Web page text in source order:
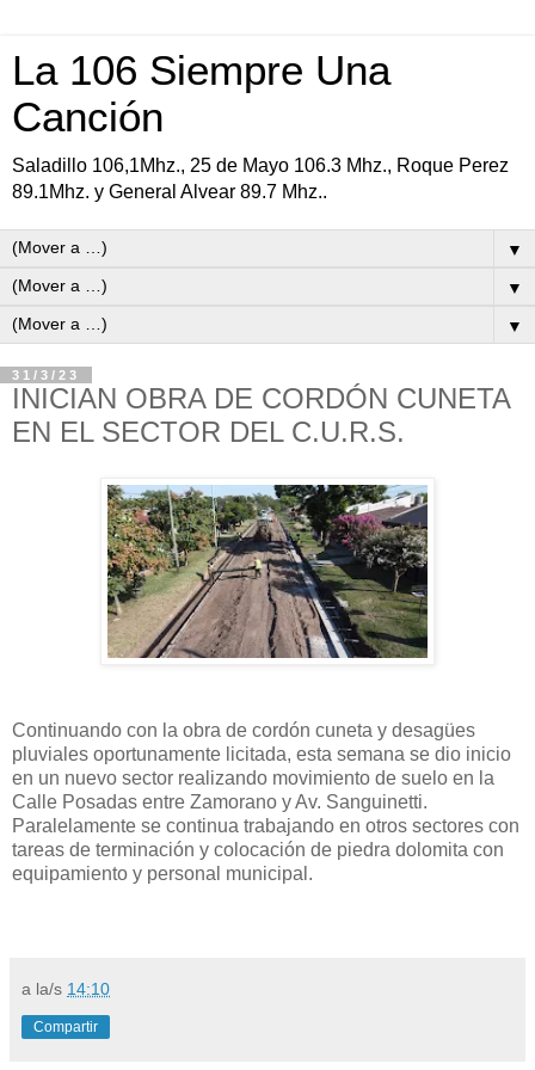
La 106 Siempre Una
Canción
Saladillo 106,1Mhz., 25 de Mayo 106.3 Mhz., Roque Perez
89.1Mhz. y General Alvear 89.7 Mhz..
▼
▼
▼
31/3/23
INICIAN OBRA DE CORDÓN CUNETA
EN EL SECTOR DEL C.U.R.S.
Continuando con la obra de cordón cuneta y desagües
pluviales oportunamente licitada, esta semana se dio inicio
en un nuevo sector realizando movimiento de suelo en la
Calle Posadas entre Zamorano y Av. Sanguinetti.
Paralelamente se continua trabajando en otros sectores con
tareas de terminación y colocación de piedra dolomita con
equipamiento y personal municipal.
a la/s 14:10
Compartir